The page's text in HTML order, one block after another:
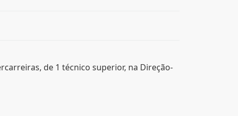
de 1 técnico superior, na Direção-